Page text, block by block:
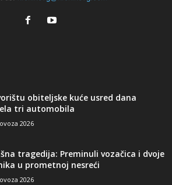
obiteljske kuće usred dana
tri automobila
2026
tragedija: Preminuli vozačica i dvoje
u prometnoj nesreći
2026